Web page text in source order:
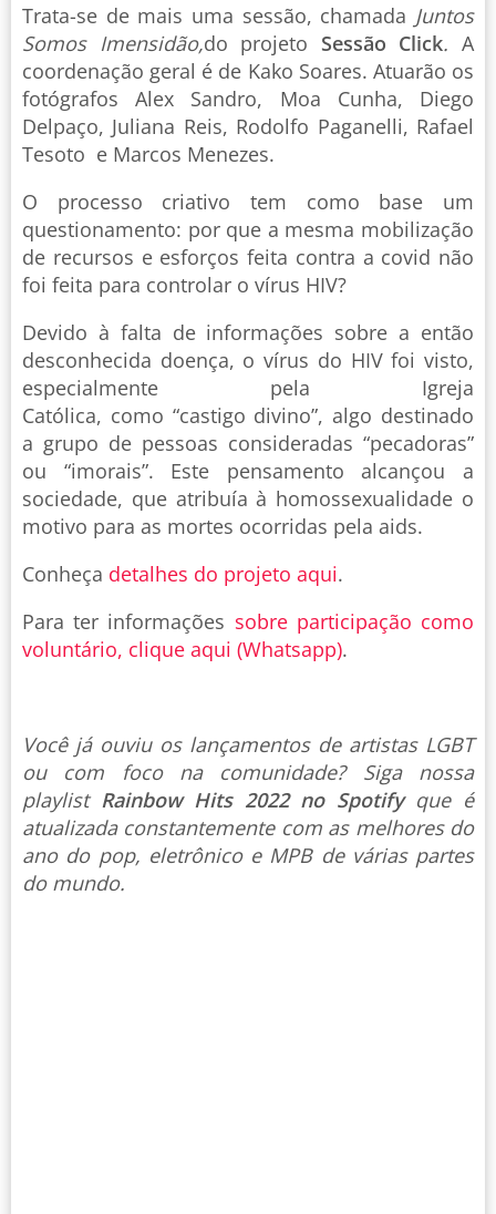
Trata-se de mais uma sessão, chamada Juntos
Somos Imensidão,do projeto Sessão Click.A
coordenação geral é de Kako Soares. Atuarão os
fotógrafos Alex Sandro, Moa Cunha, Diego
Delpaço, Juliana Reis, Rodolfo Paganelli, Rafael
Tesoto e Marcos Menezes.
O processo criativo tem como base um
questionamento: por que a mesma mobilização
de recursos e esforços feita contra a covid não
foi feita para controlar o vírus HIV?
Devido à falta de informações sobre a então
desconhecida doença, o vírus do HIV foi visto,
especialmente pela Igreja
Católica, como “castigo divino”, algo destinado
a grupo de pessoas consideradas “pecadoras”
ou “imorais”. Este pensamento alcançou a
sociedade, que atribuía à homossexualidade o
motivo para as mortes ocorridas pela aids.
Conheça detalhes do projeto aqui.
Para ter informações sobre participação como
voluntário, clique aqui (Whatsapp).
Você já ouviu os lançamentos de artistas LGBT
ou com foco na comunidade? Siga nossa
playlist Rainbow Hits 2022 no Spotify que é
atualizada constantemente com as melhores do
ano do pop, eletrônico e MPB de várias partes
do mundo.